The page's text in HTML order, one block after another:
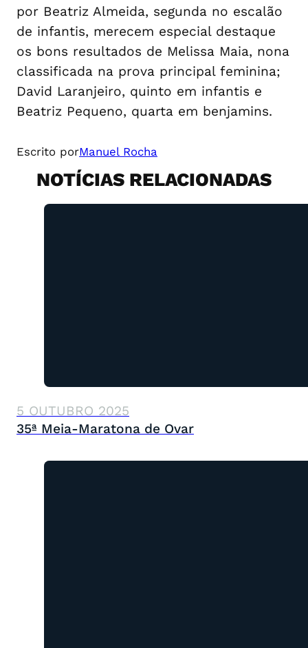
por Beatriz Almeida, segunda no escalão
de infantis, merecem especial destaque
os bons resultados de Melissa Maia, nona
classificada na prova principal feminina;
David Laranjeiro, quinto em infantis e
Beatriz Pequeno, quarta em benjamins.
Escrito porManuel Rocha
NOTÍCIAS RELACIONADAS
5 OUTUBRO 2025
35ª Meia-Maratona de Ovar